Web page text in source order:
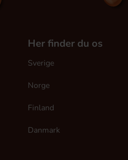
Her finder du os
Sverige
Norge
Finland
Danmark